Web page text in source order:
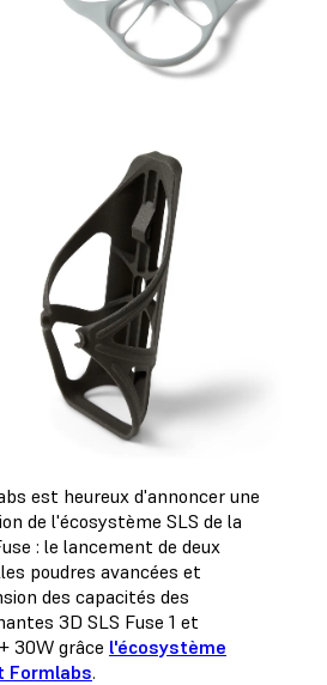
est heureux d'annoncer une
de l'écosystème SLS de la
: le lancement de deux
poudres avancées et
des capacités des
3D SLS Fuse 1 et
30W grâce l'écosystème
Formlabs.